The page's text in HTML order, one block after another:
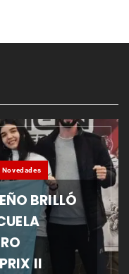
Novedades
BRILLÓ
II